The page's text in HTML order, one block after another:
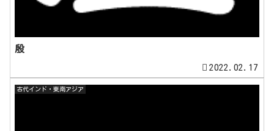
殷
2022.02.17
古代インド・東南アジア